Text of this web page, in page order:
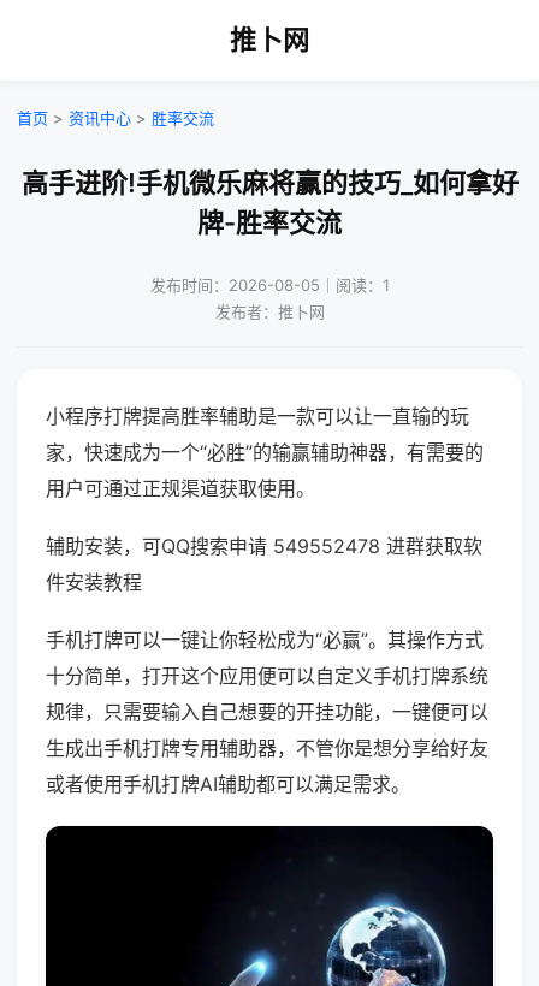
推卜网
首页 > 资讯中心 > 胜率交流
高手进阶!手机微乐麻将赢的技巧_如何拿好
牌-胜率交流
发布时间：2026-08-05｜阅读：1
发布者：推卜网
小程序打牌提高胜率辅助是一款可以让一直输的玩
家，快速成为一个“必胜”的输赢辅助神器，有需要的
用户可通过正规渠道获取使用。
辅助安装，可QQ搜索申请 549552478 进群获取软
件安装教程
手机打牌可以一键让你轻松成为“必赢”。其操作方式
十分简单，打开这个应用便可以自定义手机打牌系统
规律，只需要输入自己想要的开挂功能，一键便可以
生成出手机打牌专用辅助器，不管你是想分享给好友
或者使用手机打牌AI辅助都可以满足需求。